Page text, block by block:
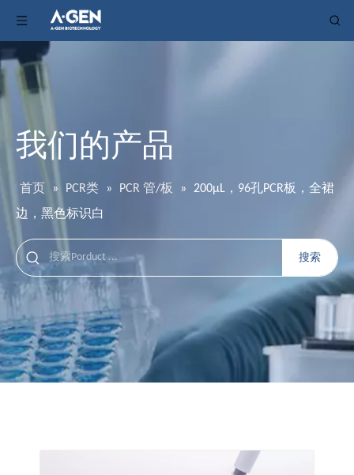
我们的产品
首页 » PCR类 » PCR 管/板 »
200μL，96孔PCR板，全裙
边，黑色标识白
搜索